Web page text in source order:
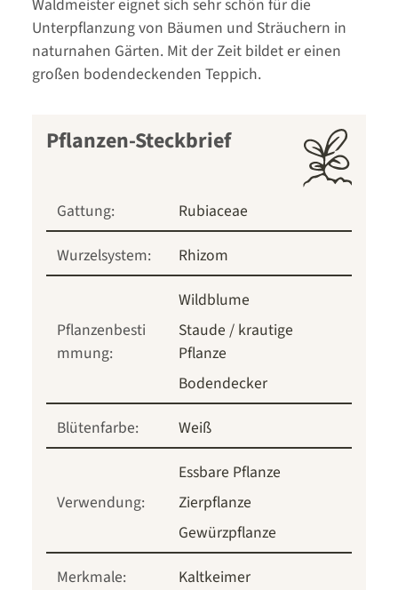
Waldmeister eignet sich sehr schön für die
Unterpflanzung von Bäumen und Sträuchern in
naturnahen Gärten. Mit der Zeit bildet er einen
großen bodendeckenden Teppich.
Pflanzen-Steckbrief
Gattung:
Rubiaceae
Wurzelsystem:
Rhizom
Pflanzenbesti
mmung:
Wildblume
Staude / krautige
Pflanze
Bodendecker
Blütenfarbe:
Weiß
Verwendung:
Essbare Pflanze
Zierpflanze
Gewürzpflanze
Merkmale:
Kaltkeimer